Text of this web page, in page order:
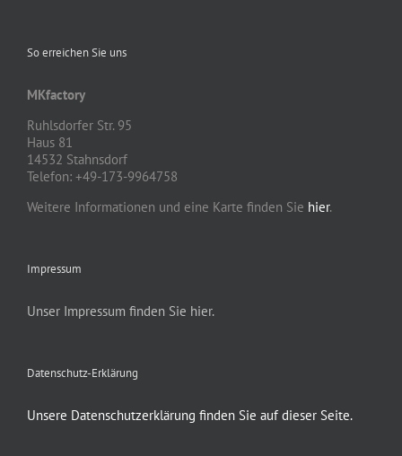
So erreichen Sie uns
MKfactory
Ruhlsdorfer Str. 95
Haus 81
14532 Stahnsdorf
Telefon: +49-173-9964758
Weitere Informationen und eine Karte finden Sie hier.
Impressum
Unser Impressum finden Sie hier.
Datenschutz-Erklärung
Unsere Datenschutzerklärung finden Sie auf dieser Seite.